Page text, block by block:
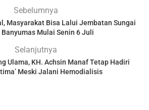
Sebelumnya
Masyarakat Bisa Lalui Jembatan Sungai
Banyumas Mulai Senin 6 Juli
Selanjutnya
Ulama, KH. Achsin Manaf Tetap Hadiri
Meski Jalani Hemodialisis